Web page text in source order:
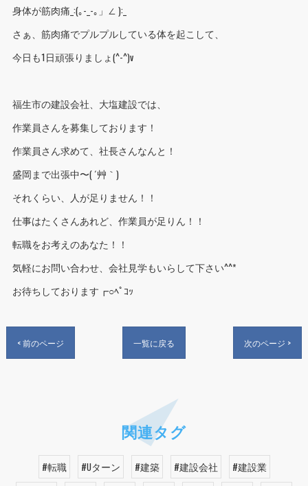
身体が筋肉痛_:(｡-_-｡」∠ ):_
さぁ、筋肉痛でプルプルしている体を起こして、
今日も1日頑張りましょ(^-^)v
福生市の建設会社、大塩建設では、
作業員さんを募集しております！
作業員さん求めて、社長さんなんと！
盛岡まで出張中〜( ´艸｀)
それくらい、人が足りません！！
仕事はたくさんあれど、作業員が足りん！！
転職をお考えのあなた！！
気軽にお問い合わせ、会社見学もいらして下さい^^*
お待ちしております┏○ﾍﾟｺｯ
< 前のページ 一覧に戻る 次のページ >
関連タグ
#転職 #Uターン #建築 #建設会社
#建設業